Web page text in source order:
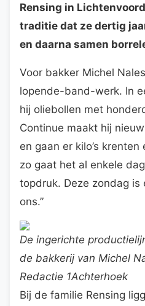
Rensing in
traditie dat ze dertig
en daarna samen
Voor bakker Michel
lopende-band-werk. In
hij oliebollen met
Continue maakt hij
en gaan er kilo’s
zo gaat het al enkele
topdruk. Deze zondag
ons.”
De ingerichte
de bakkerij van Michel
Redactie 1Achterhoek
Bij de familie Rensing